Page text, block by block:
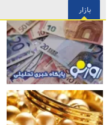
بازار